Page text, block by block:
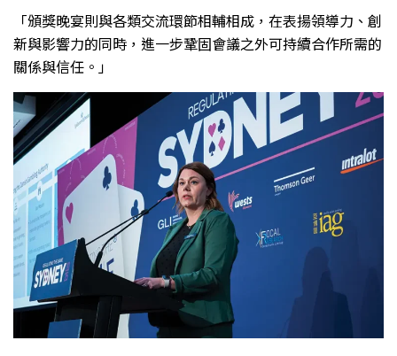
「頒獎晚宴則與各類交流環節相輔相成，在表揚領導力、創
新與影響力的同時，進一步鞏固會議之外可持續合作所需的
關係與信任。」